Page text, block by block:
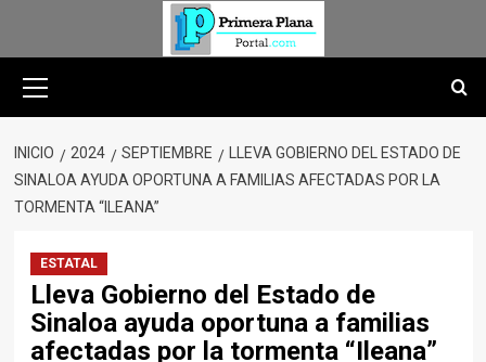
primario
INICIO 2024 SEPTIEMBRE
LLEVA GOBIERNO DEL ESTADO DE
SINALOA AYUDA OPORTUNA A FAMILIAS AFECTADAS POR LA
TORMENTA “ILEANA”
ESTATAL
Lleva Gobierno del Estado de
Sinaloa ayuda oportuna a familias
afectadas por la tormenta “Ileana”